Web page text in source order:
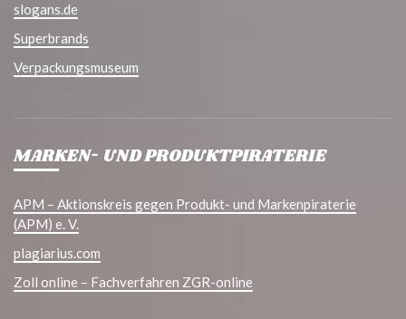
slogans.de
Superbrands
Verpackungsmuseum
MARKEN- UND PRODUKTPIRATERIE
APM – Aktionskreis gegen Produkt- und Markenpiraterie
(APM) e. V.
plagiarius.com
Zoll online – Fachverfahren ZGR-online